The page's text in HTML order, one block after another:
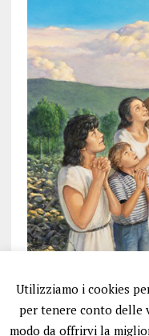
Utilizziamo i cookies
per tenere conto delle
modo da offrirvi la